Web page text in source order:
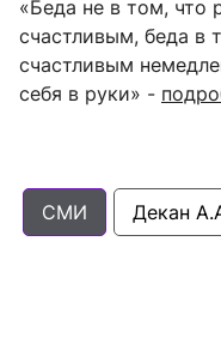
«Беда не в том, что
счастливым, беда в
счастливым
себя в руки» -
СМИ Декан